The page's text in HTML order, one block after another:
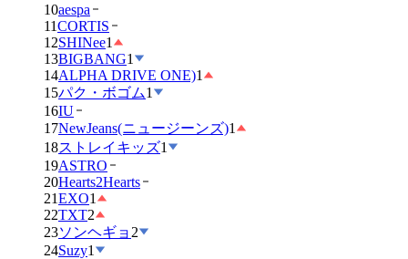
10aespa
11CORTIS
12SHINee1
13BIGBANG1
14ALPHA DRIVE ONE)1
15パク・ボゴム1
16IU
17NewJeans(ニュージーンズ)1
18ストレイキッズ1
19ASTRO
20Hearts2Hearts
21EXO1
22TXT2
23ソンヘギョ 2
24Suzy1